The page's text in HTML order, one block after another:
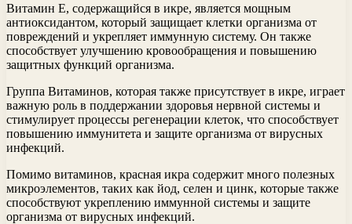
Витамин Е, содержащийся в икре, является мощным
антиоксидантом, который защищает клетки организма от
повреждений и укрепляет иммунную систему. Он также
способствует улучшению кровообращения и повышению
защитных функций организма.
Группа Витаминов, которая также присутствует в икре, играет
важную роль в поддержании здоровья нервной системы и
стимулирует процессы регенерации клеток, что способствует
повышению иммунитета и защите организма от вирусных
инфекций.
Помимо витаминов, красная икра содержит много полезных
микроэлементов, таких как йод, селен и цинк, которые также
способствуют укреплению иммунной системы и защите
организма от вирусных инфекций.